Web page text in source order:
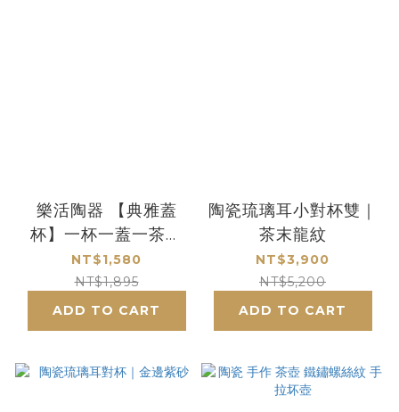
樂活陶器 【典雅蓋
杯】一杯一蓋一茶格
經典仿石釉面
NT$1,580
NT$1,895
ADD TO CART
陶瓷琉璃耳小對杯雙｜
茶末龍紋
NT$3,900
NT$5,200
ADD TO CART